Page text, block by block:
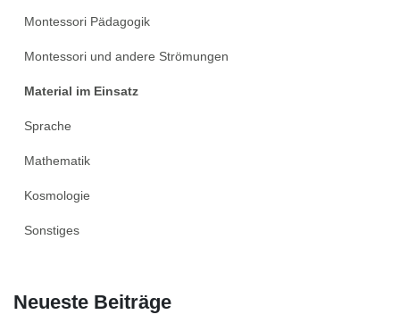
Montessori Pädagogik
Montessori und andere Strömungen
Material im Einsatz
Sprache
Mathematik
Kosmologie
Sonstiges
Neueste Beiträge